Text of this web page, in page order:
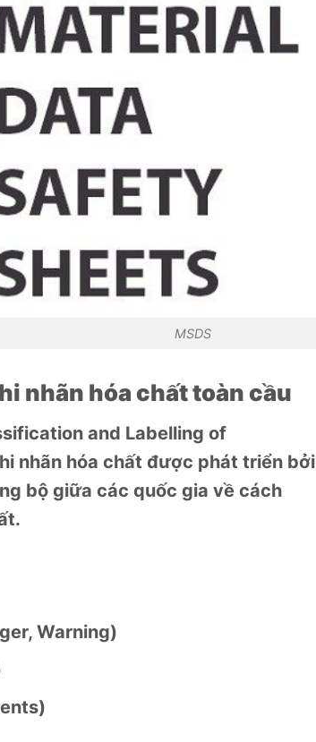
nhãn hóa chất toàn cầu
and Labelling of
nhãn hóa chất được phát triển bởi
bộ giữa các quốc gia về cách
Warning)